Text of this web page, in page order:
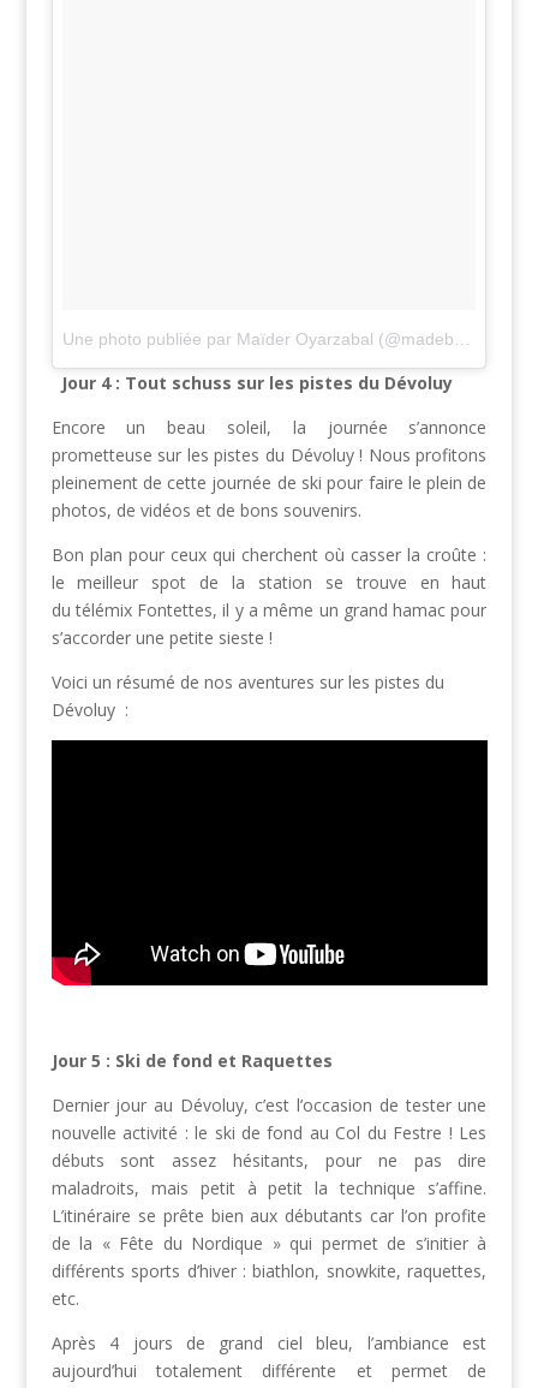
Jour 4 : Tout schuss sur les pistes du Dévoluy
Encore un beau soleil, la journée s’annonce
prometteuse sur les pistes du Dévoluy ! Nous profitons
pleinement de cette journée de ski pour faire le plein de
photos, de vidéos et de bons souvenirs.
Bon plan pour ceux qui cherchent où casser la croûte :
le meilleur spot de la station se trouve en haut
du télémix Fontettes, il y a même un grand hamac pour
s’accorder une petite sieste !
Voici un résumé de nos aventures sur les pistes du
Dévoluy :
Jour 5 : Ski de fond et Raquettes
Dernier jour au Dévoluy, c’est l’occasion de tester une
nouvelle activité : le ski de fond au Col du Festre ! Les
débuts sont assez hésitants, pour ne pas dire
maladroits, mais petit à petit la technique s’affine.
L’itinéraire se prête bien aux débutants car l’on profite
de la « Fête du Nordique » qui permet de s’initier à
différents sports d’hiver : biathlon, snowkite, raquettes,
etc.
Après 4 jours de grand ciel bleu, l’ambiance est
aujourd’hui totalement différente et permet de